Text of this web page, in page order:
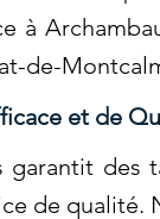
à
de-
et de
garantit des
de qualité.